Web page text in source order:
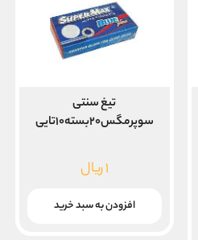
تیغ سنتی
سوپرمگس۲۰بسته۱۰تایی
۱ریال
افزودن به سبد خرید